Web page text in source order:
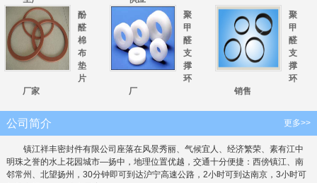
酚
醛
棉
布
垫
片
厂家
聚
甲
醛
支
撑
环
厂
聚
甲
醛
支
撑
环
销售
公司简介 更多>>
镇江祥丰密封件有限公司座落在风景秀丽、气候宜人、经济繁荣、素有江中
明珠之誉的水上花园城市—扬中，地理位置优越，交通十分便捷：西傍镇江、南
邻常州、北望扬州，30分钟即可到达沪宁高速公路，2小时可到达南京，3小时可